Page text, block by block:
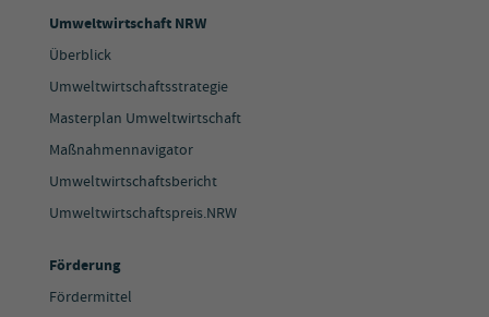
Umweltwirtschaft NRW
Überblick
Umweltwirtschaftsstrategie
Masterplan Umweltwirtschaft
Maßnahmennavigator
Umweltwirtschaftsbericht
Umweltwirtschaftspreis.NRW
Förderung
Fördermittel